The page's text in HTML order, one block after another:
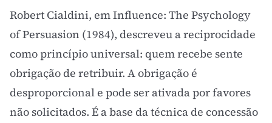
Robert Cialdini, em Influence: The Psychology
of Persuasion (1984), descreveu a reciprocidade
como princípio universal: quem recebe sente
obrigação de retribuir. A obrigação é
desproporcional e pode ser ativada por favores
não solicitados. É a base da técnica de concessão